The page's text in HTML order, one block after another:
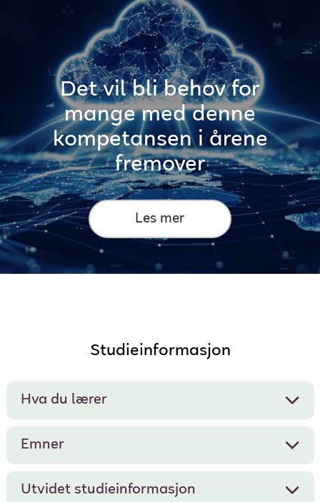
Det vil bli behov for
mange med denne
kompetansen i årene
fremover
Les mer
Studieinformasjon
Hva du lærer
Emner
Utvidet studieinformasjon